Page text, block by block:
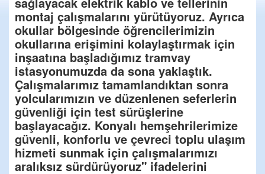
montaj çalışmalarını yürütüyoruz. Ayrıca
okullar bölgesinde öğrencilerimizin
okullarına erişimini kolaylaştırmak için
inşaatına başladığımız tramvay
istasyonumuzda da sona yaklaştık.
Çalışmalarımız tamamlandıktan sonra
yolcularımızın ve düzenlenen seferlerin
güvenliği için test sürüşlerine
başlayacağız. Konyalı hemşehrilerimize
güvenli, konforlu ve çevreci toplu ulaşım
hizmeti sunmak için çalışmalarımızı
aralıksız sürdürüyoruz" ifadelerini